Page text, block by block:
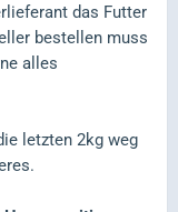
das Futter
bestellen muss
alles
letzten 2kg weg